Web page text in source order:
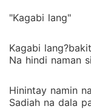
"Kagabi lang"
Kagabi
Na hindi naman
Hinintay namin
Sadiah na dala